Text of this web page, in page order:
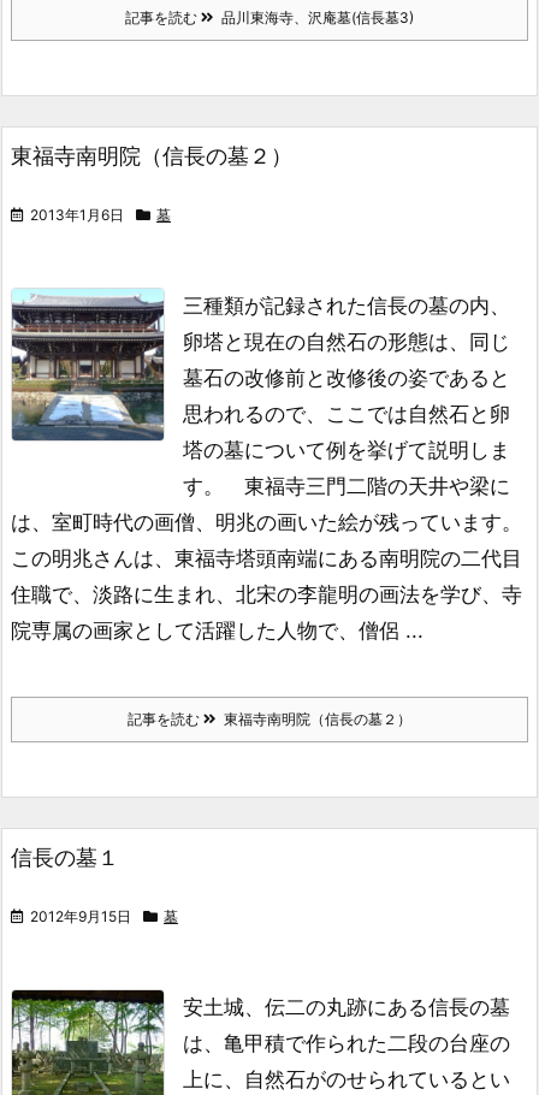
記事を読む 品川東海寺、沢庵墓(信長墓3)
東福寺南明院（信長の墓２）
2013年1月6日 墓
三種類が記録された信長の墓の内、
卵塔と現在の自然石の形態は、同じ
墓石の改修前と改修後の姿であると
思われるので、ここでは自然石と卵
塔の墓について例を挙げて説明しま
す。
東福寺三門二階の天井や梁に
は、室町時代の画僧、明兆の画いた絵が残っています。
この明兆さんは、東福寺塔頭南端にある南明院の二代目
住職で、淡路に生まれ、北宋の李龍明の画法を学び、寺
院専属の画家として活躍した人物で、僧侶 ...
記事を読む 東福寺南明院（信長の墓２）
信長の墓１
2012年9月15日 墓
安土城、伝二の丸跡にある信長の墓
は、 亀甲積で作られた二段の台座の
上に、 自然石がのせられているとい